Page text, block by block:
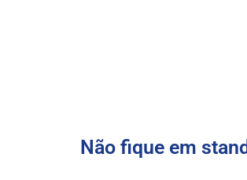
Não fique em